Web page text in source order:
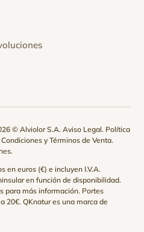
© Alviolor S.A.Aviso Legal. Política
Condiciones y Términos de Venta.
.
en euros (€) e incluyen I.V.A.
en función de disponibilidad.
para más información. Portes
20€. QKnatur es una marca de